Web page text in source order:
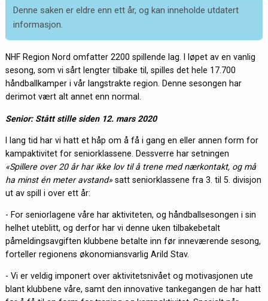
Denne saken er eldre enn ett år, og kan inneholde utdatert
informasjon.
NHF Region Nord omfatter 2200 spillende lag. I løpet av en vanlig
sesong, som vi sårt lengter tilbake til, spilles det hele 17.700
håndballkamper i vår langstrakte region. Denne sesongen har
derimot vært alt annet enn normal.
Senior: Stått stille siden 12. mars 2020
I lang tid har vi hatt et håp om å få i gang en eller annen form for
kampaktivitet for seniorklassene. Dessverre har setningen
«Spillere over 20 år har ikke lov til å trene med nærkontakt, og må
ha minst én meter avstand» satt seniorklassene fra 3. til 5. divisjon
ut av spill i over ett år:
- For seniorlagene våre har aktiviteten, og håndballsesongen i sin
helhet uteblitt, og derfor har vi denne uken tilbakebetalt
påmeldingsavgiften klubbene betalte inn før inneværende sesong,
forteller regionens økonomiansvarlig Arild Stav.
- Vi er veldig imponert over aktivitetsnivået og motivasjonen ute
blant klubbene våre, samt den innovative tankegangen de har hatt